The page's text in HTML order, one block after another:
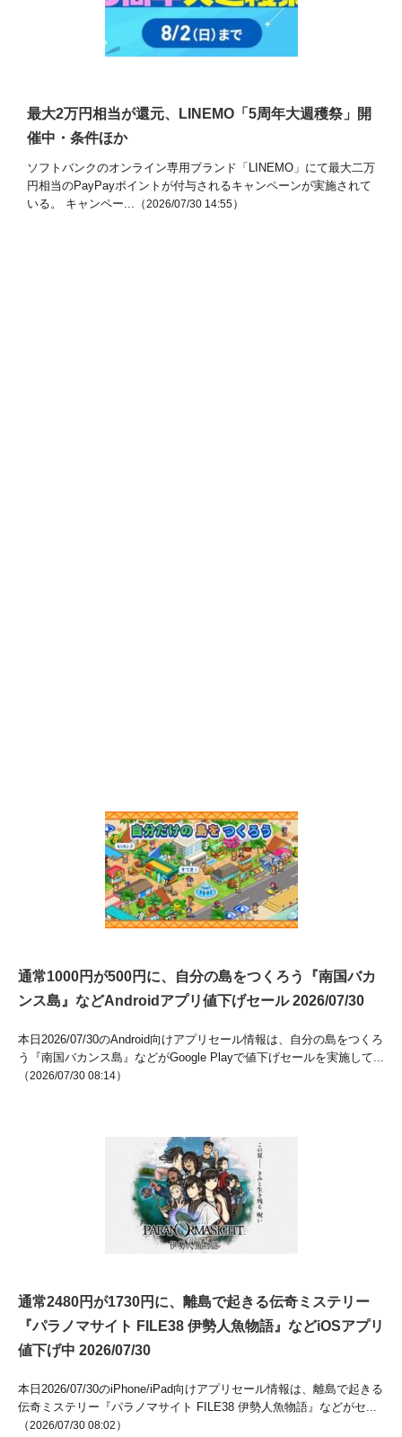
最大2万円相当が還元、LINEMO「5周年大週穫祭」開
催中・条件ほか
ソフトバンクのオンライン専用ブランド「LINEMO」にて最大二万
円相当のPayPayポイントが付与されるキャンペーンが実施されて
いる。 キャンペー...（2026/07/30 14:55）
通常1000円が500円に、自分の島をつくろう『南国バカ
ンス島』などAndroidアプリ値下げセール 2026/07/30
本日2026/07/30のAndroid向けアプリセール情報は、自分の島をつくろ
う『南国バカンス島』などがGoogle Playで値下げセールを実施して...
（2026/07/30 08:14）
通常2480円が1730円に、離島で起きる伝奇ミステリー
『パラノマサイト FILE38 伊勢人魚物語』などiOSアプリ
値下げ中 2026/07/30
本日2026/07/30のiPhone/iPad向けアプリセール情報は、離島で起きる
伝奇ミステリー『パラノマサイト FILE38 伊勢人魚物語』などがセ...
（2026/07/30 08:02 ）